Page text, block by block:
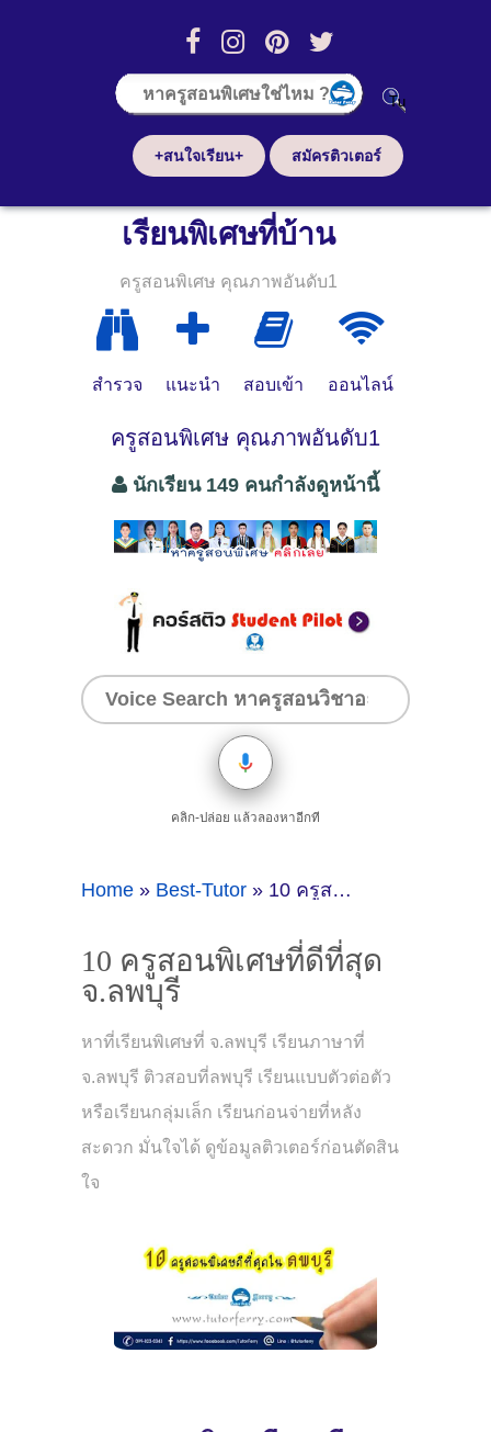
+สนใจเรียน+ สมัครติวเตอร์
เรียนพิเศษที่บ้าน
ครูสอนพิเศษ คุณภาพอันดับ1
สำรวจ แนะนำ สอบเข้า ออนไลน์
ครูสอนพิเศษ คุณภาพอันดับ1
นักเรียน 149 คนกำลังดูหน้านี้
คลิก-ปล่อย แล้วลองหาอีกที
Home » Best-Tutor » 10 ครูสอนพิเศษที่ดีที่สุด จ.ลพบุรี
10 ครูสอนพิเศษที่ดีที่สุด
จ.ลพบุรี
หาที่เรียนพิเศษที่ จ.ลพบุรี เรียนภาษาที่
จ.ลพบุรี ติวสอบที่ลพบุรี เรียนแบบตัวต่อตัว
หรือเรียนกลุ่มเล็ก เรียนก่อนจ่ายที่หลัง
สะดวก มั่นใจได้ ดูข้อมูลติวเตอร์ก่อนตัดสิน
ใจ